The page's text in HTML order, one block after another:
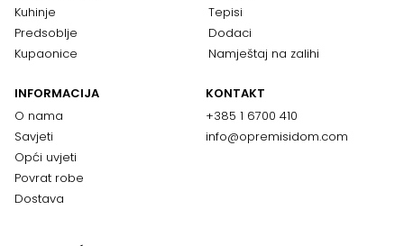
Kuhinje
Predsoblje
Kupaonice
Tepisi
Dodaci
Namještaj na zalihi
INFORMACIJA
O nama
Savjeti
Opći uvjeti
Povrat robe
Dostava
KONTAKT
+385 1 6700 410
info@opremisidom.com